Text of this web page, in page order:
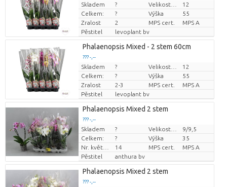
Cena za kus
Skladem ?
12
Celkem:
? Výška
55
Zralost
2 MPS cert.
MPS A
Pěstitel
levoplant bv
Phalaenopsis Mixed - 2 stem 60cm
??? -,--
Cena za kus
Skladem ?
12
Celkem:
? Výška
55
Zralost
2-3 MPS cert.
MPS A
Pěstitel
levoplant bv
Phalaenopsis Mixed 2 stem
??? -,--
Cena za kus
Skladem ?
9/9,5
Celkem:
? Výška
35
Nr. květináč
14 MPS cert.
MPS A
Pěstitel
anthura bv
Phalaenopsis Mixed 2 stem
??? -,--